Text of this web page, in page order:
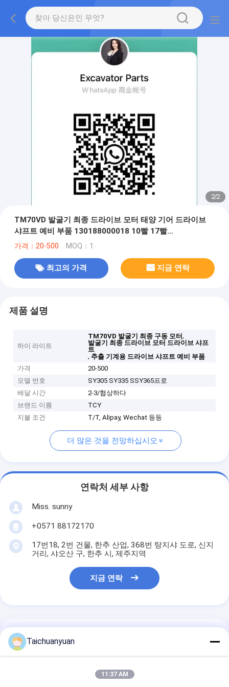
2/2
TM70VD 발굴기 최종 드라이브 모터 태양 기어 드라이브
샤프트 예비 부품 130188000018 10빨 17빨
130188000721A
가격：20-500 MOQ：1
최고의 가격 지금 연락
제품 설명
하이 라이트
TM70VD 발굴기 최종 구동 모터,
발굴기 최종 드라이브 모터 드라이브 샤프
트
, 추출 기계용 드라이브 샤프트 예비 부품
가격
20-500
모델 번호
SY305 SY335 SSY365프로
배달 시간
2-3/협상하다
브랜드 이름
TCY
지불 조건
T/T, Alipay, Wechat 등등
더 많은 것을 전망하십시오
연락처 세부 사항
Miss. sunny
+0571 88172170
17번18, 2번 건물, 한추 산업, 368번 탕지샤 도로, 신지
거리, 샤오산 구, 한추 시, 제주지역
지금 연락
태양 기어 드라이브 샤프트 예비 부품
Taichuanyuan
11:37 AM